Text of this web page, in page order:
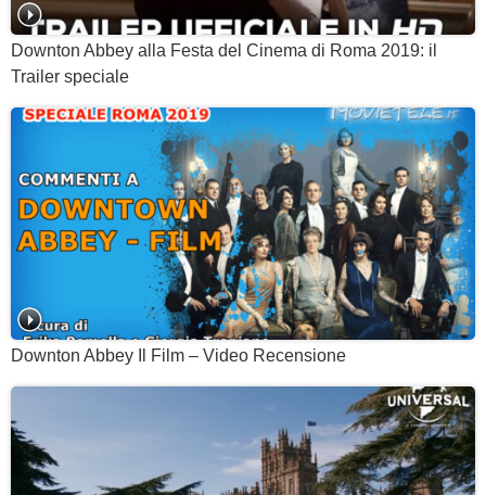
Downton Abbey alla Festa del Cinema di Roma 2019: il
Trailer speciale
Downton Abbey Il Film – Video Recensione